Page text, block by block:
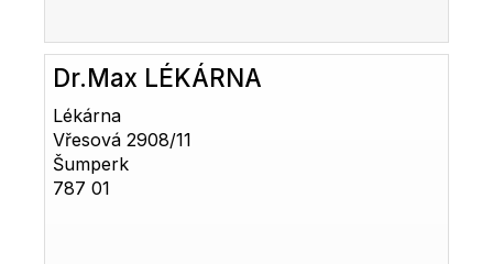
Dr.Max LÉKÁRNA
Lékárna
Vřesová 2908/11
Šumperk
787 01